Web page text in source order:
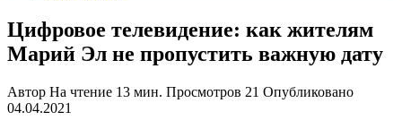
Цифровое телевидение: как жителям
Марий Эл не пропустить важную дату
Автор На чтение 13 мин. Просмотров 21 Опубликовано
04.04.2021